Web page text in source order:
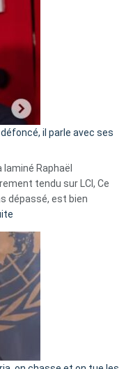
d’alliance
secrète
«
C’est
fake
news
»
il parle avec ses
Raphaël
tendu sur LCI, Ce
dépassé, est bien
Tegnér
exulte
« Zemmour
a
tout
parle